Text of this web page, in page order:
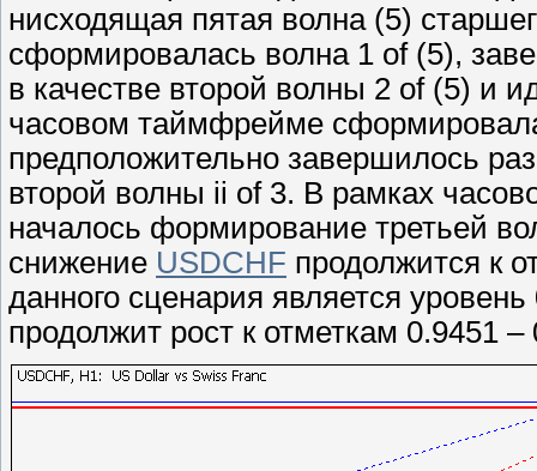
нисходящая пятая волна (5)
сформировалась волна 1 of (5),
в качестве второй волны 2 of (5) и
часовом таймфрейме
предположительно завершилось
второй волны ii of 3. В рамках
началось формирование третьей
снижение USDCHF продолжится к
данного сценария является
продолжит рост к отметкам 0.9451 –